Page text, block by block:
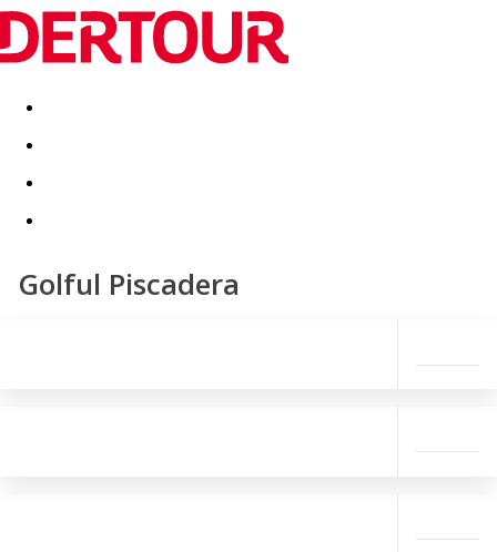
Destinatii Vacanta perfecta OFERTE DE NERATAT
Golful Piscadera